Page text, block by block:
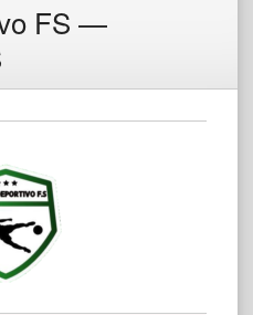
FS —